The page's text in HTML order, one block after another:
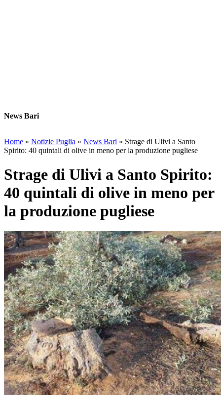
News Bari
Home » Notizie Puglia » News Bari » Strage di Ulivi a Santo
Spirito: 40 quintali di olive in meno per la produzione pugliese
Strage di Ulivi a Santo Spirito:
40 quintali di olive in meno per
la produzione pugliese